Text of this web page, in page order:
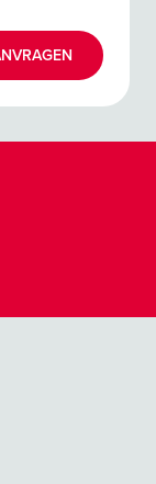
en opleidingen